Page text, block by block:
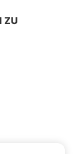
ZU